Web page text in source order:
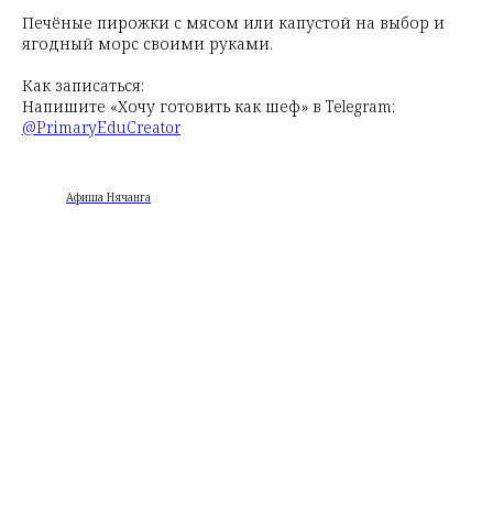
Печёные пирожки с мясом или капустой на выбор и
ягодный морс своими руками.
Как записаться:
Напишите «Хочу готовить как шеф» в Telegram:
@PrimaryEduCreator
Афиша Нячанга